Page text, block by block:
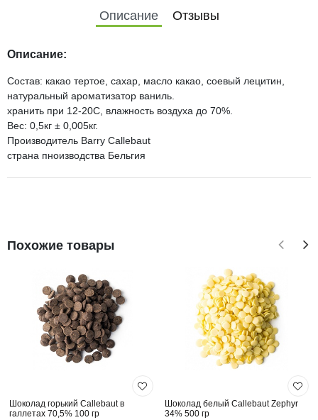
итин; натуральный ароматиз
Описание Отзывы
Описание:
Состав: какао тертое, сахар, масло какао, соевый лецитин,
натуральный ароматизатор ваниль.
хранить при 12-20С, влажность воздуха до 70%.
Вес: 0,5кг ± 0,005кг.
Производитель Barry Callebaut
страна пноизводства Бельгия
Похожие товары
Шоколад горький Callebaut в
галлетах 70,5% 100 гр
Шоколад белый Callebaut Zephyr
34% 500 гр